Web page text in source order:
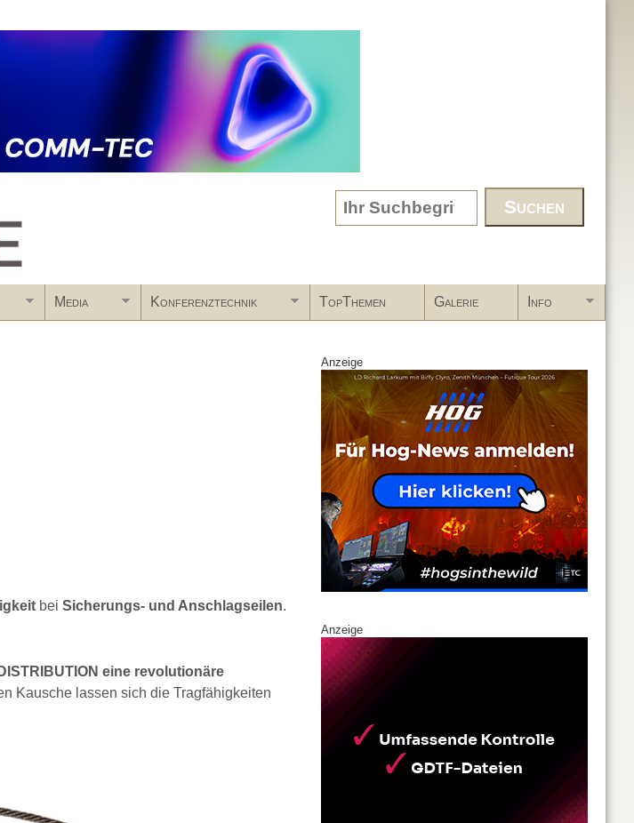
Search form
Media Konferenztechnik TopThemen Galerie Info
bei Sicherungs- und Anschlagseilen.
eine revolutionäre
Kausche lassen sich die Tragfähigkeiten
Anzeige
Anzeige